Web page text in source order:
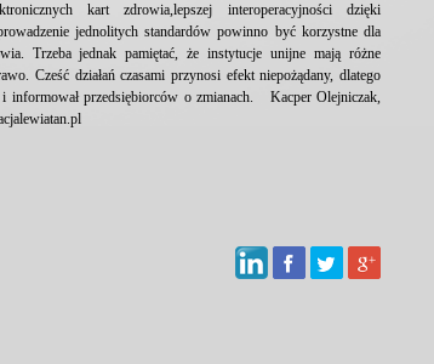
kart zdrowia,lepszej interoperacyjności dzięki
jednolitych standardów powinno być korzystne dla
Trzeba jednak pamiętać, że instytucje unijne mają różne
Cześć działań czasami przynosi efekt niepożądany, dlatego
informował przedsiębiorców o zmianach. Kacper Olejniczak,